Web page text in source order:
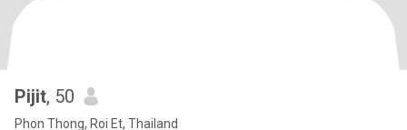
Pijit, 50
Phon Thong, Roi Et, Thailand